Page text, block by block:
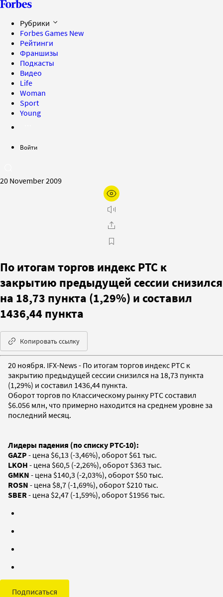
Рубрики
Forbes Games New
Рейтинги
Франшизы
Подкасты
Видео
Life
Woman
Sport
Young
Войти
20 November 2009
По итогам торгов индекс РТС к
закрытию предыдущей сессии снизился
на 18,73 пункта (1,29%) и составил
1436,44 пункта
Копировать ссылку
20 ноября. IFX-News - По итогам торгов индекс РТС к
закрытию предыдущей сессии снизился на 18,73 пункта
(1,29%) и составил 1436,44 пункта.
Оборот торгов по Классическому рынку РТС составил
$6.056 млн, что примерно находится на среднем уровне за
последний месяц.
Лидеры падения (по списку РТС-10):
GAZP - цена $6,13 (-3,46%), оборот $61 тыс.
LKOH - цена $60,5 (-2,26%), оборот $363 тыс.
GMKN - цена $140,3 (-2,03%), оборот $50 тыс.
ROSN - цена $8,7 (-1,69%), оборот $210 тыс.
SBER - цена $2,47 (-1,59%), оборот $1956 тыс.
Подписаться